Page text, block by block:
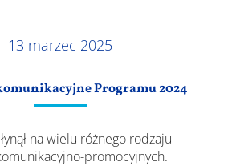
13 marzec 2025
Programu 2024
na wielu różnego rodzaju
promocyjnych.